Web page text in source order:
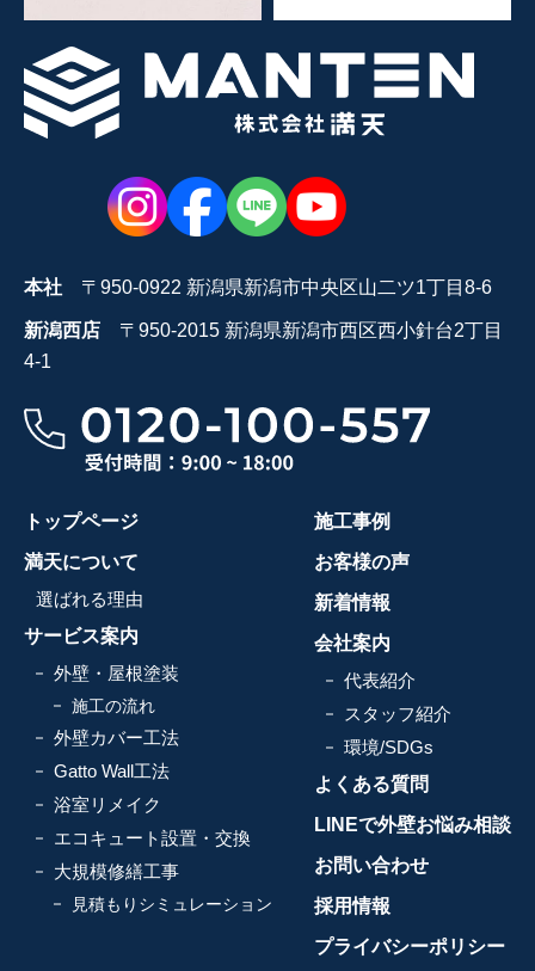
本社 〒950-0922 新潟県新潟市中央区山二ツ1丁目8-6
新潟西店 〒950-2015 新潟県新潟市西区西小針台2丁目
4-1
トップページ
満天について
選ばれる理由
サービス案内
外壁・屋根塗装
施工の流れ
外壁カバー工法
Gatto Wall工法
浴室リメイク
エコキュート設置・交換
大規模修繕工事
見積もりシミュレーション
施工事例
お客様の声
新着情報
会社案内
代表紹介
スタッフ紹介
環境/SDGs
よくある質問
LINEで外壁お悩み相談
お問い合わせ
採用情報
プライバシーポリシー